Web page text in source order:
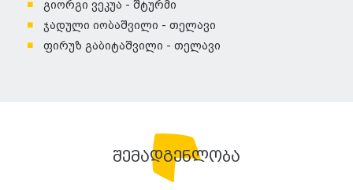
გიორგი ვეკუა - შტურმი
ჯადული იობაშვილი - თელავი
ფირუზ გაბიტაშვილი - თელავი
შემადგენლობა